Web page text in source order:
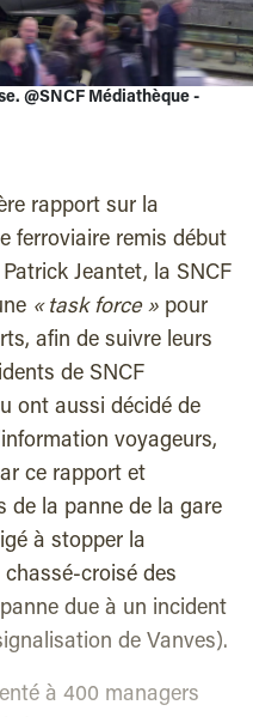
@SNCF Médiathèque -
rapport sur la
ferroviaire remis début
Jeantet, la SNCF
« task force » pour
afin de suivre leurs
de SNCF
ont aussi décidé de
voyageurs,
ce rapport et
de la panne de la gare
à stopper la
croisé des
due à un incident
de Vanves).
à 400 managers